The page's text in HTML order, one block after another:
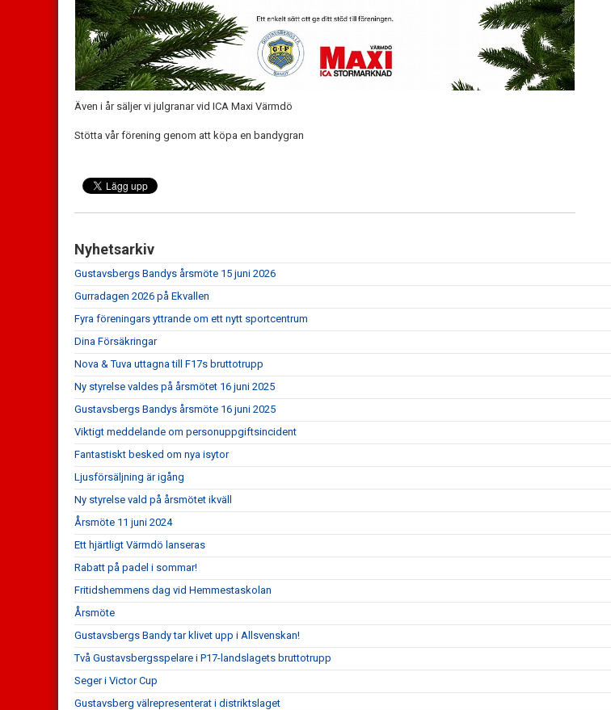
Även i år säljer vi julgranar vid ICA Maxi Värmdö
Stötta vår förening genom att köpa en bandygran
Nyhetsarkiv
Gustavsbergs Bandys årsmöte 15 juni 2026
Gurradagen 2026 på Ekvallen
Fyra föreningars yttrande om ett nytt sportcentrum
Dina Försäkringar
Nova & Tuva uttagna till F17s bruttotrupp
Ny styrelse valdes på årsmötet 16 juni 2025
Gustavsbergs Bandys årsmöte 16 juni 2025
Viktigt meddelande om personuppgiftsincident
Fantastiskt besked om nya isytor
Ljusförsäljning är igång
Ny styrelse vald på årsmötet ikväll
Årsmöte 11 juni 2024
Ett hjärtligt Värmdö lanseras
Rabatt på padel i sommar!
Fritidshemmens dag vid Hemmestaskolan
Årsmöte
Gustavsbergs Bandy tar klivet upp i Allsvenskan!
Två Gustavsbergsspelare i P17-landslagets bruttotrupp
Seger i Victor Cup
Gustavsberg välrepresenterat i distriktslaget